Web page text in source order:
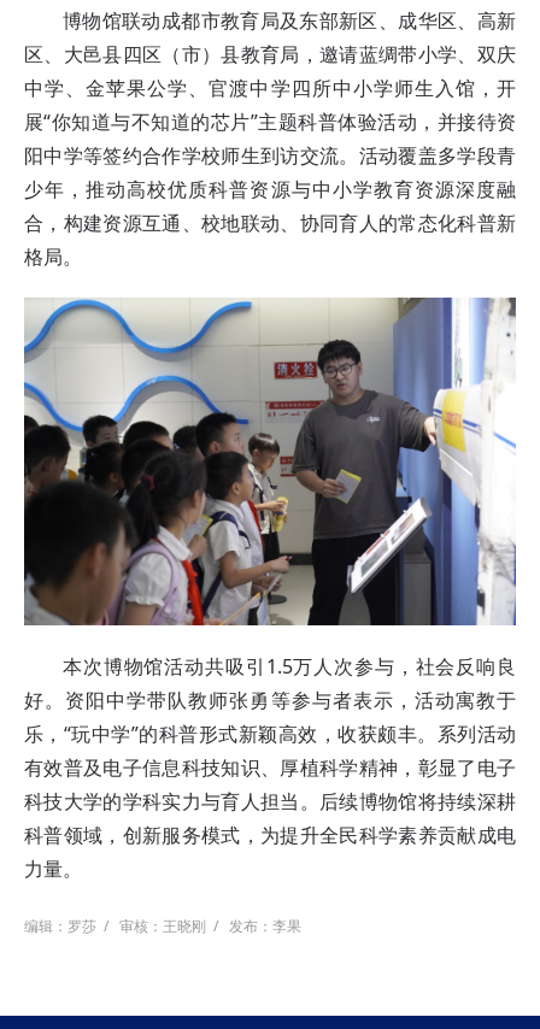
博物馆联动成都市教育局及东部新区、成华区、高新
区、大邑县四区（市）县教育局，邀请蓝绸带小学、双庆
中学、金苹果公学、官渡中学四所中小学师生入馆，开
展“你知道与不知道的芯片”主题科普体验活动，并接待资
阳中学等签约合作学校师生到访交流。活动覆盖多学段青
少年，推动高校优质科普资源与中小学教育资源深度融
合，构建资源互通、校地联动、协同育人的常态化科普新
格局。
本次博物馆活动共吸引1.5万人次参与，社会反响良
好。资阳中学带队教师张勇等参与者表示，活动寓教于
乐，“玩中学”的科普形式新颖高效，收获颇丰。系列活动
有效普及电子信息科技知识、厚植科学精神，彰显了电子
科技大学的学科实力与育人担当。后续博物馆将持续深耕
科普领域，创新服务模式，为提升全民科学素养贡献成电
力量。
编辑：罗莎 / 审核：王晓刚 / 发布：李果